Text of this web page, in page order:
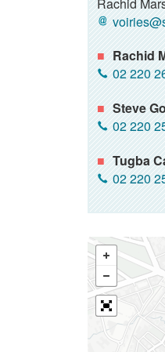
Rachid
02 220
Steve
02 220
Tugba
02 220